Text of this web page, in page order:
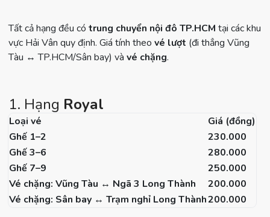
Tất cả hạng đều có trung chuyển nội đô TP.HCM tại các khu
vực Hải Vân quy định. Giá tính theo vé lượt (đi thẳng Vũng
Tàu ↔ TP.HCM/Sân bay) và vé chặng.
1. Hạng Royal
Loại vé
Giá (đồng)
Ghế 1–2
230.000
Ghế 3–6
280.000
Ghế 7–9
250.000
Vé chặng: Vũng Tàu ↔ Ngã 3 Long Thành
200.000
Vé chặng: Sân bay ↔ Trạm nghỉ Long Thành200.000